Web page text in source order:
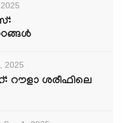
2025
റൗളാ ശരീഫിലെ